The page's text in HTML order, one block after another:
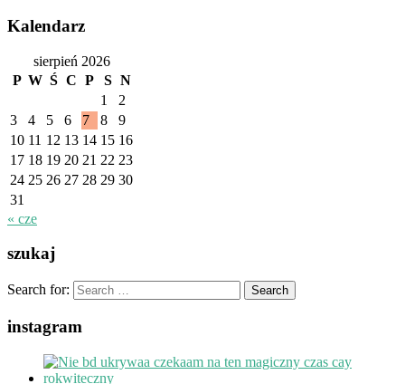
Kalendarz
sierpień 2026
P W Ś C P S N
1
2
3
4 5 6 7 8
9
10 11 12 13 14 15 16
17 18 19 20 21 22 23
24 25 26 27 28 29 30
31
« cze
szukaj
Search for:
instagram